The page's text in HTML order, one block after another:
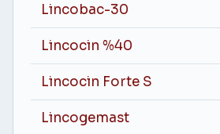
Lincobac-30
Lincocin %40
Lincocin Forte S
Lincogemast